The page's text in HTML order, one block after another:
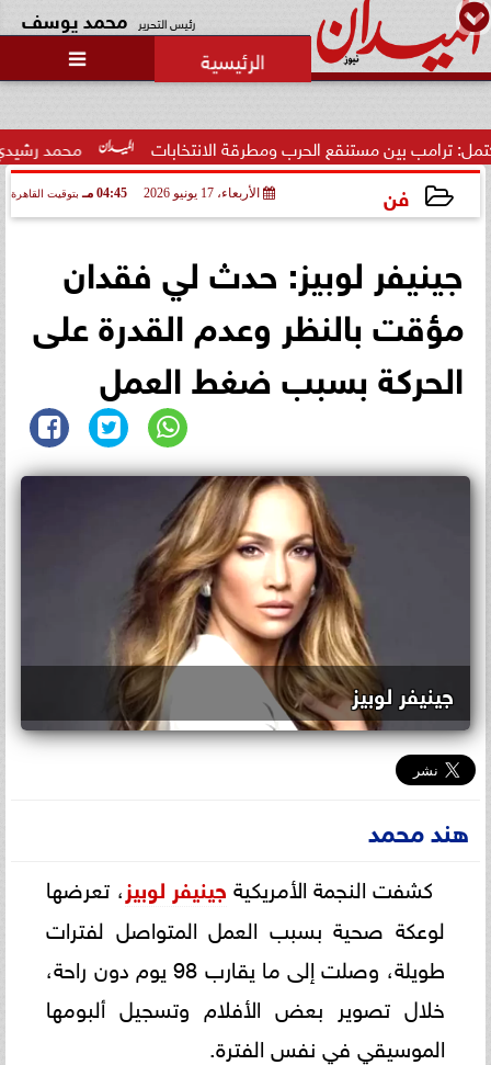
رئيس التحرير محمد يوسف

محمد رشيدي: لقاء مستنقع الحرب ومطرقة الانتخابات
فن الأربعاء، 17 يونيو 2026 04:45 مـ بتوقيت القاهرة
جينيفر لوبيز: حدث لي فقدان
مؤقت بالنظر وعدم القدرة على
الحركة بسبب ضغط العمل
جينيفر لوبيز
هند محمد
كشفت النجمة الأمريكية جينيفر لوبيز، تعرضها
لوعكة صحية بسبب العمل المتواصل لفترات
طويلة، وصلت إلى ما يقارب 98 يوم دون راحة،
خلال تصوير بعض الأفلام وتسجيل ألبومها
الموسيقي في نفس الفترة.